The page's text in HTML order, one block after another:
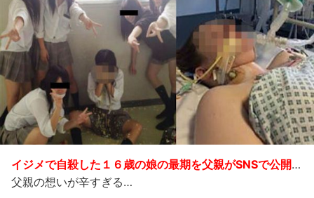
イジメで自殺した１６歳の娘の最期を父親がSNSで公開…
父親の想いが辛すぎる…